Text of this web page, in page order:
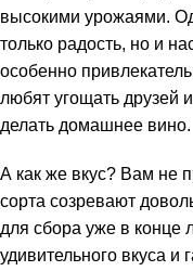
высокими урожаями.
только радость, но и
особенно
любят угощать друзей
делать домашнее вино.
А как же вкус? Вам не
сорта созревают
для сбора уже в конце
удивительного вкуса и